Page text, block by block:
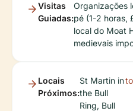
Visitas
Guiadas:
Organizações
pé (1-2 horas,
local do Moat
medievais
Locais
Próximos:
St Martin in
the Bull
Ring, Bull